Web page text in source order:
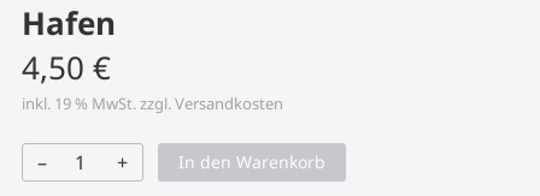
Hafen
4,50 €
inkl. 19 % MwSt.zzgl.Versandkosten
–
Hafen
Menge
+ In den Warenkorb